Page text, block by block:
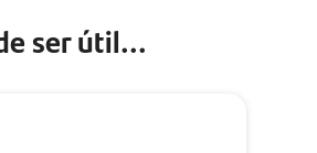
ser útil...